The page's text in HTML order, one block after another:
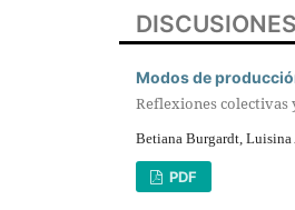
Modos de
Reflexiones colectivas
Betiana Burgardt,
PDF